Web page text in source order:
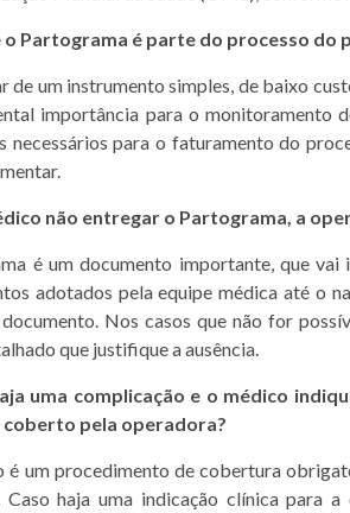
o Partograma é parte do processo
de um instrumento simples, de baixo
importância para o
necessários para o faturamento do
não entregar o Partograma, a
é um documento importante, que
adotados pela equipe médica até o
Nos casos que não for
que justifique a ausência.
uma complicação e o médico
pela operadora?
é um procedimento de cobertura
haja uma indicação clínica para